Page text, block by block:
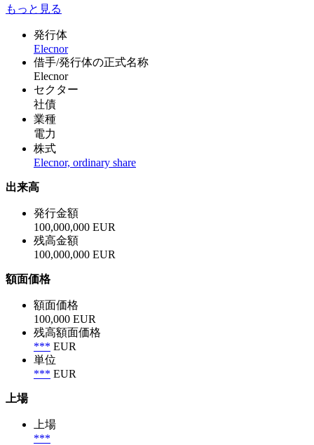
もっと見る
発行体
Elecnor
借手/発行体の正式名称
Elecnor
セクター
社債
業種
電力
株式
Elecnor, ordinary share
出来高
発行金額
100,000,000 EUR
残高金額
100,000,000 EUR
額面価格
額面価格
100,000 EUR
残高額面価格
*** EUR
単位
*** EUR
上場
上場
***